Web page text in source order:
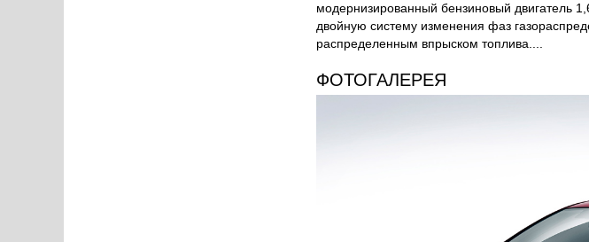
модернизированный бензиновый двигатель
двойную систему изменения фаз
распределенным впрыском топлива....
ФОТОГАЛЕРЕЯ